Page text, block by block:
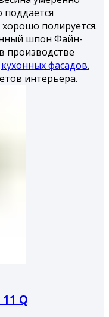
поддается
поли­руется.
шпон Файн-
производстве
кухонных фасадов,
интерьера.
Q